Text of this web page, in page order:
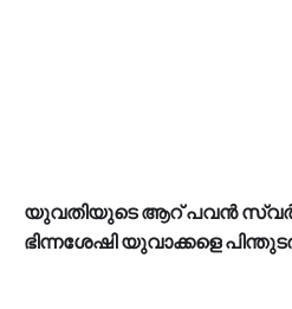
യുവതിയുടെ ആറ് പവൻ
ഭിന്നശേഷി യുവാക്കളെ